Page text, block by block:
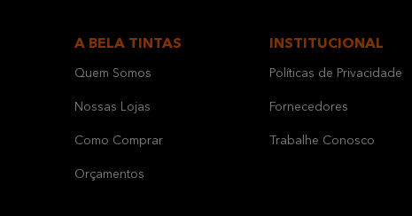
A BELA TINTAS
Quem Somos
Nossas Lojas
Como Comprar
Orçamentos
INSTITUCIONAL
Políticas de Privacidade
Fornecedores
Trabalhe Conosco